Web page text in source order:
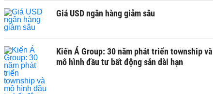
Giá USD ngân hàng giảm sâu
Kiến Á Group: 30 năm phát triển township và
mô hình đầu tư bất động sản dài hạn